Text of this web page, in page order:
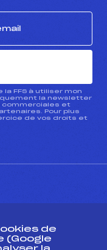
la FFS à utiliser mon
la newsletter
commerciales et
Pour plus
de vos droits et
de
(Google